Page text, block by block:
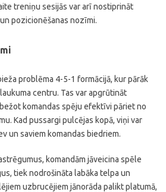
treniņu sesijās var arī nostiprināt
pozicionēšanas nozīmi.
problēma 4-5-1 formācijā, kur pārāk
centru. Tas var apgrūtināt
komandas spēju efektīvi pāriet no
Kad pussargi pulcējas kopā, viņi var
un saviem komandas biedriem.
komandām jāveicina spēle
tiek nodrošināta labāka telpa un
uzbrucējiem jānorāda palikt platumā,